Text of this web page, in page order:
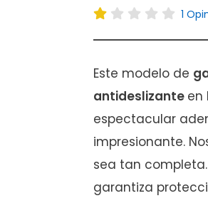
1
Este modelo de
antideslizante en
espectacular
impresionante.
sea tan
garantiza